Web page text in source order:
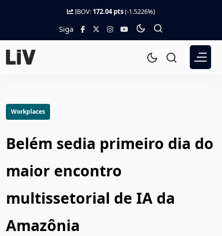
IBOV: 172.04 pts(-1.5226%)
Siga
Workplaces
Belém sedia primeiro dia do
maior encontro
multissetorial de IA da
Amazônia